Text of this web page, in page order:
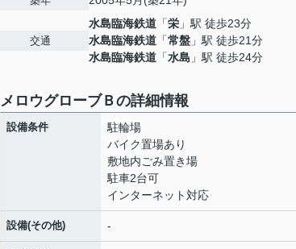
交通
水島臨海鉄道 「栄 」駅 徒歩23分
水島臨海鉄道 「常盤 」駅 徒歩21分
水島臨海鉄道 「水島 」駅 徒歩24分
メロウグローブＢの詳細情報
設備条件
駐輪場
バイク置場あり
敷地内ごみ置き場
駐車2台可
インターネット対応
設備(その他) -